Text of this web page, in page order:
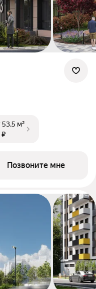
53,5 м²
₽
Позвоните мне